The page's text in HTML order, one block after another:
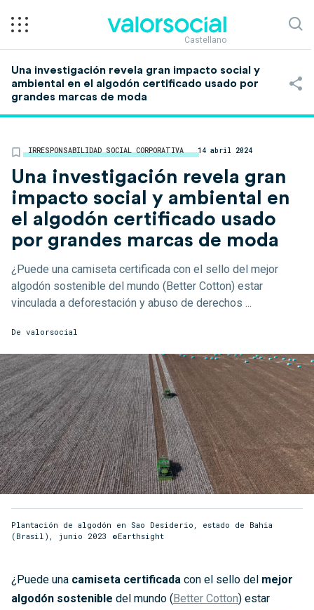
Castellano
Una investigación revela gran impacto social y
ambiental en el algodón certificado usado por
grandes marcas de moda
IRRESPONSABILIDAD SOCIAL CORPORATIVA 14 abril 2024
Una investigación revela gran
impacto social y ambiental en
el algodón certificado usado
por grandes marcas de moda
¿Puede una camiseta certificada con el sello del mejor
algodón sostenible del mundo (Better Cotton) estar
vinculada a deforestación y abuso de derechos ...
De valorsocial
Plantación de algodón en Sao Desiderio, estado de Bahia
(Brasil), junio 2023 ©Earthsight
¿Puede una camiseta certificada con el sello del mejor
algodón sostenible del mundo (Better Cotton) estar